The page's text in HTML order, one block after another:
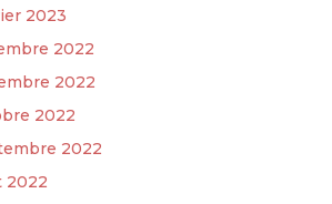
2023
2022
2022
2022
2022
2022